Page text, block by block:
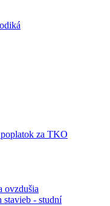
za TKO
ovzdušia
- studní